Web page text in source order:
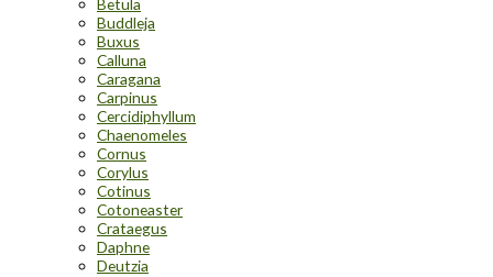
Betula
Buddleja
Buxus
Calluna
Caragana
Carpinus
Cercidiphyllum
Chaenomeles
Cornus
Corylus
Cotinus
Cotoneaster
Crataegus
Daphne
Deutzia